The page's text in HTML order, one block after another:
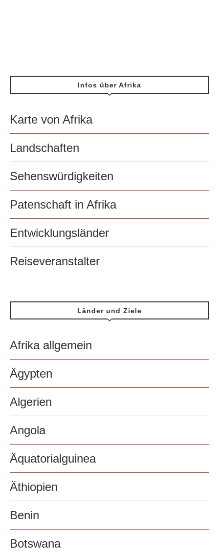
Infos über Afrika
Karte von Afrika
Landschaften
Sehenswürdigkeiten
Patenschaft in Afrika
Entwicklungsländer
Reiseveranstalter
Länder und Ziele
Afrika allgemein
Ägypten
Algerien
Angola
Äquatorialguinea
Äthiopien
Benin
Botswana